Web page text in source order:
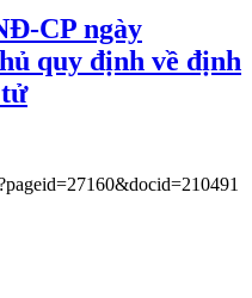
CP ngày
quy định về định